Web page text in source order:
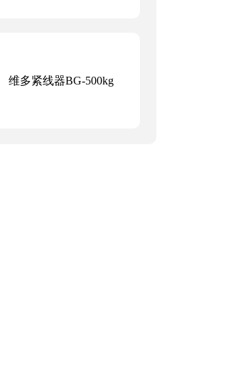
维多紧线器BG-500kg